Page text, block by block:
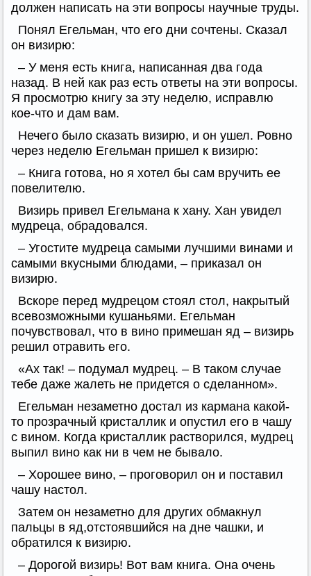
должен написать на эти вопросы научные труды.
Понял Егельман, что его дни сочтены. Сказал
он визирю:
– У меня есть книга, написанная два года
назад. В ней как раз есть ответы на эти вопросы.
Я просмотрю книгу за эту неделю, исправлю
кое-что и дам вам.
Нечего было сказать визирю, и он ушел. Ровно
через неделю Егельман пришел к визирю:
– Книга готова, но я хотел бы сам вручить ее
повелителю.
Визирь привел Егельмана к хану. Хан увидел
мудреца, обрадовался.
– Угостите мудреца самыми лучшими винами и
самыми вкусными блюдами, – приказал он
визирю.
Вскоре перед мудрецом стоял стол, накрытый
всевозможными кушаньями. Егельман
почувствовал, что в вино примешан яд – визирь
решил отравить его.
«Ах так! – подумал мудрец. – В таком случае
тебе даже жалеть не придется о сделанном».
Егельман незаметно достал из кармана какой-
то прозрачный кристаллик и опустил его в чашу
с вином. Когда кристаллик растворился, мудрец
выпил вино как ни в чем не бывало.
– Хорошее вино, – проговорил он и поставил
чашу настол.
Затем он незаметно для других обмакнул
пальцы в яд,отстоявшийся на дне чашки, и
обратился к визирю.
– Дорогой визирь! Вот вам книга. Она очень